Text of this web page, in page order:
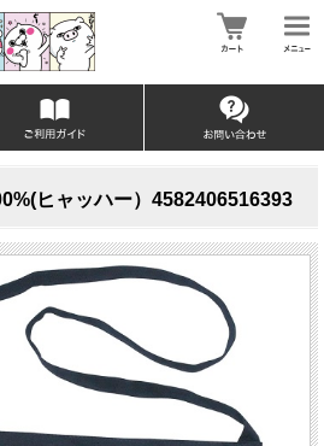
ヒャッハー）4582406516393